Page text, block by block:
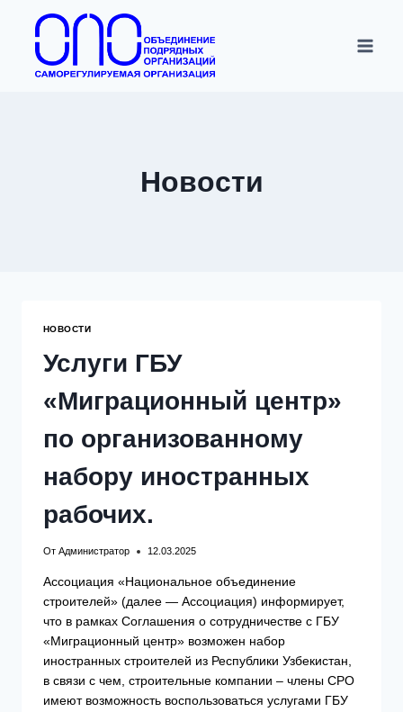
содержимому
Новости
НОВОСТИ
Услуги ГБУ
«Миграционный центр»
по организованному
набору иностранных
рабочих.
От Администратор 12.03.2025
Ассоциация «Национальное объединение
строителей» (далее — Ассоциация) информирует,
что в рамках Соглашения о сотрудничестве с ГБУ
«Миграционный центр» возможен набор
иностранных строителей из Республики Узбекистан,
в связи с чем, строительные компании – члены СРО
имеют возможность воспользоваться услугами ГБУ